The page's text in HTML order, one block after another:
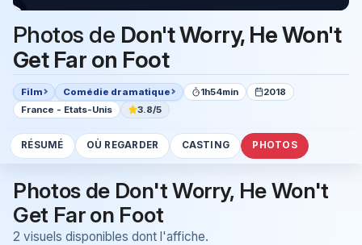
Photos de Don't Worry, He Won't
Get Far on Foot
Film Comédie dramatique 1h54min
2018
France - Etats-Unis
3.8/5
RÉSUMÉ OÙ REGARDER CASTING PHOTOS
Photos de Don't Worry, He Won't
Get Far on Foot
2 visuels disponibles dont l'affiche.